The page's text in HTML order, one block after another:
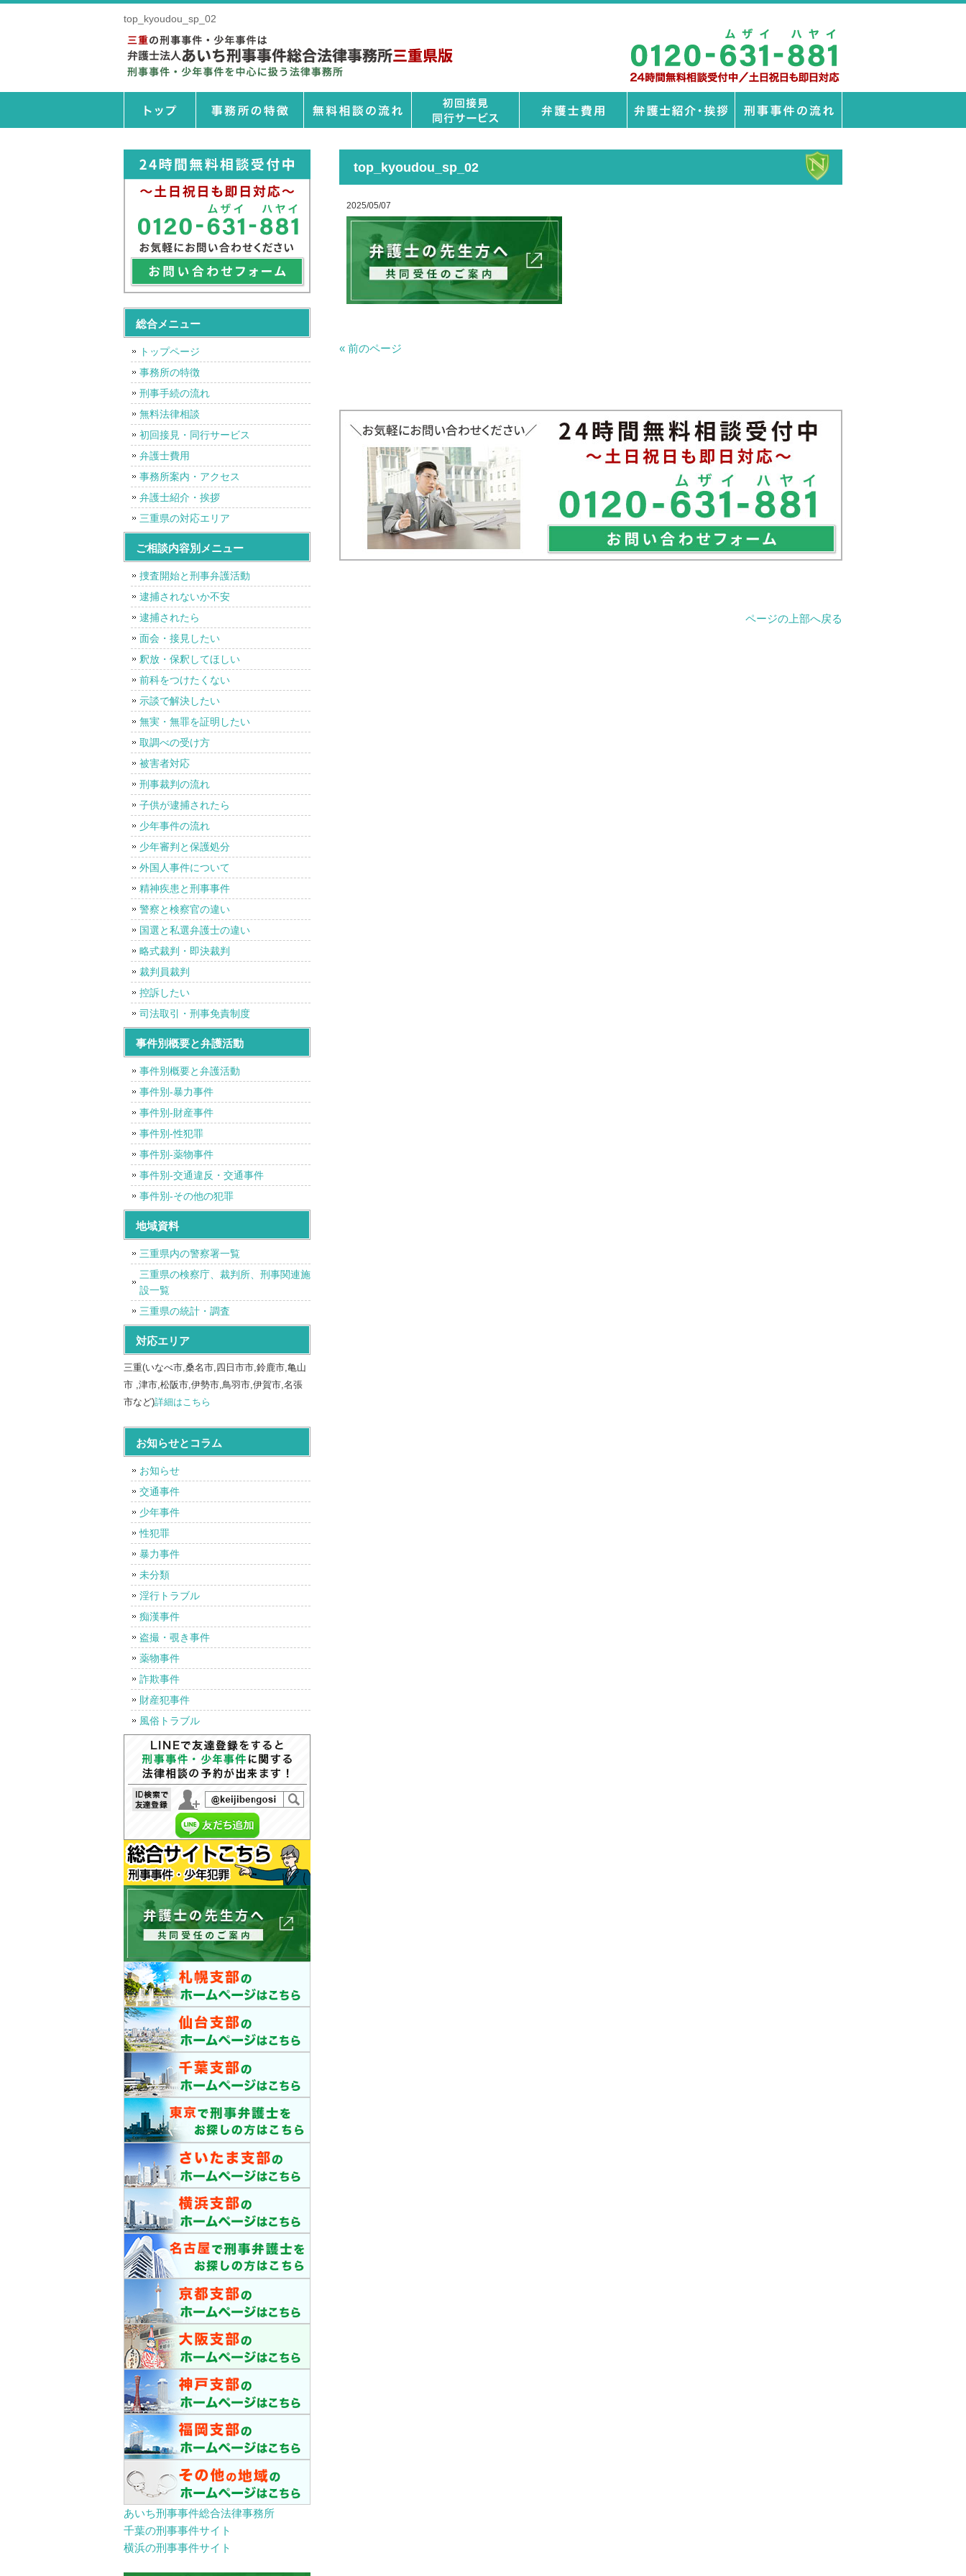
top_kyoudou_sp_02
top_kyoudou_sp_02
2025/05/07
« 前のページ
ページの上部へ戻る
総合メニュー
トップページ
事務所の特徴
刑事手続の流れ
無料法律相談
初回接見・同行サービス
弁護士費用
事務所案内・アクセス
弁護士紹介・挨拶
三重県の対応エリア
ご相談内容別メニュー
捜査開始と刑事弁護活動
逮捕されないか不安
逮捕されたら
面会・接見したい
釈放・保釈してほしい
前科をつけたくない
示談で解決したい
無実・無罪を証明したい
取調べの受け方
被害者対応
刑事裁判の流れ
子供が逮捕されたら
少年事件の流れ
少年審判と保護処分
外国人事件について
精神疾患と刑事事件
警察と検察官の違い
国選と私選弁護士の違い
略式裁判・即決裁判
裁判員裁判
控訴したい
司法取引・刑事免責制度
事件別概要と弁護活動
事件別概要と弁護活動
事件別-暴力事件
事件別-財産事件
事件別-性犯罪
事件別-薬物事件
事件別-交通違反・交通事件
事件別-その他の犯罪
地域資料
三重県内の警察署一覧
三重県の検察庁、裁判所、刑事関連施
設一覧
三重県の統計・調査
対応エリア
三重(いなべ市,桑名市,四日市市,鈴鹿市,亀山
市 ,津市,松阪市,伊勢市,鳥羽市,伊賀市,名張
市など)詳細はこちら
お知らせとコラム
お知らせ
交通事件
少年事件
性犯罪
暴力事件
未分類
淫行トラブル
痴漢事件
盗撮・覗き事件
薬物事件
詐欺事件
財産犯事件
風俗トラブル
あいち刑事事件総合法律事務所
千葉の刑事事件サイト
横浜の刑事事件サイト